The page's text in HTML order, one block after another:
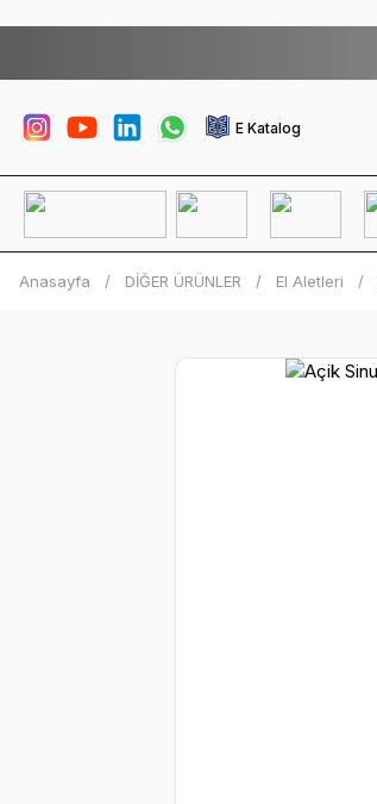
E Katalog
Anasayfa DİĞER ÜRÜNLER El Aletleri